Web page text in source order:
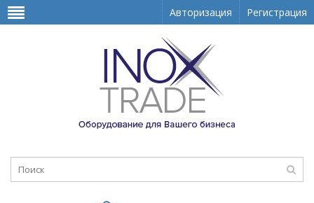
Авторизация Регистрация